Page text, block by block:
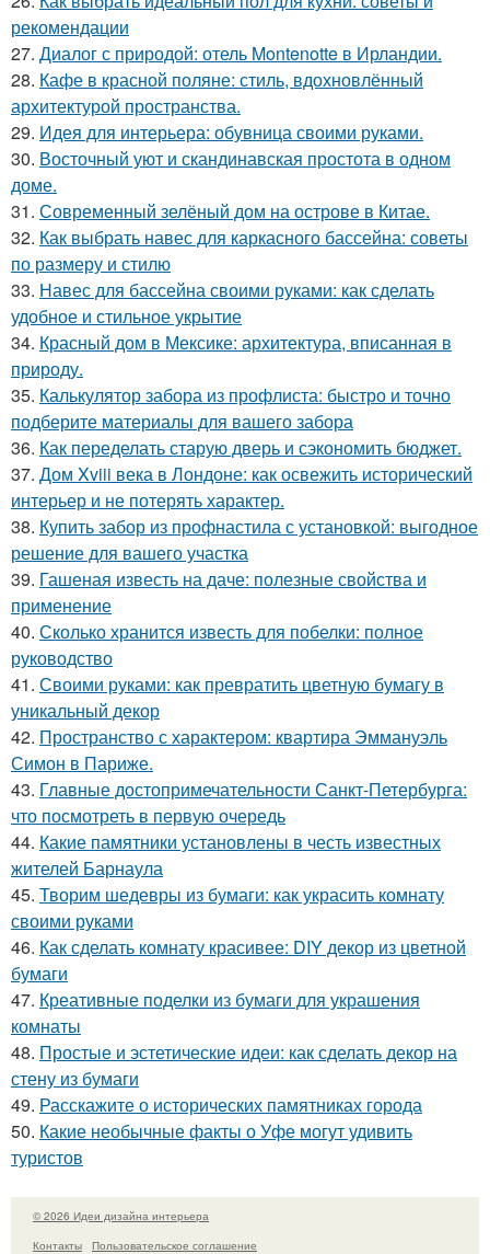
рекомендации
27. Диалог с природой: отель Montenotte в Ирландии.
28. Кафе в красной поляне: стиль, вдохновлённый
архитектурой пространства.
29. Идея для интерьера: обувница своими руками.
30. Восточный уют и скандинавская простота в одном
доме.
31. Современный зелёный дом на острове в Китае.
32. Как выбрать навес для каркасного бассейна: советы
по размеру и стилю
33. Навес для бассейна своими руками: как сделать
удобное и стильное укрытие
34. Красный дом в Мексике: архитектура, вписанная в
природу.
35. Калькулятор забора из профлиста: быстро и точно
подберите материалы для вашего забора
36. Как переделать старую дверь и сэкономить бюджет.
37. Дом Xviii века в Лондоне: как освежить исторический
интерьер и не потерять характер.
38. Купить забор из профнастила с установкой: выгодное
решение для вашего участка
39. Гашеная известь на даче: полезные свойства и
применение
40. Сколько хранится известь для побелки: полное
руководство
41. Своими руками: как превратить цветную бумагу в
уникальный декор
42. Пространство с характером: квартира Эммануэль
Симон в Париже.
43. Главные достопримечательности Санкт-Петербурга:
что посмотреть в первую очередь
44. Какие памятники установлены в честь известных
жителей Барнаула
45. Творим шедевры из бумаги: как украсить комнату
своими руками
46. Как сделать комнату красивее: DIY декор из цветной
бумаги
47. Креативные поделки из бумаги для украшения
комнаты
48. Простые и эстетические идеи: как сделать декор на
стену из бумаги
49. Расскажите о исторических памятниках города
50. Какие необычные факты о Уфе могут удивить
туристов
© 2026 Идеи дизайна интерьера
Контакты
Пользовательское соглашение